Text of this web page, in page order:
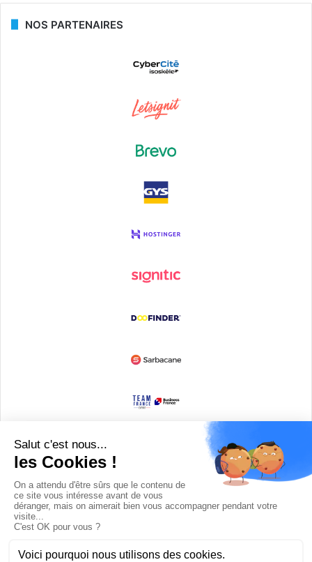
NOS PARTENAIRES
Devenir partenaire
© Copyright 2008 / 2026,DECODE MEDIA, The Innovation Media